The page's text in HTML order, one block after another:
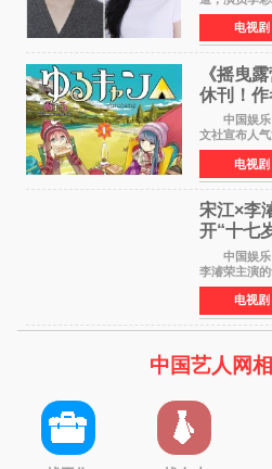
所以决定去
将于明年播
NAVER同名
电视剧
《摇曳
休刊！
双连载
中国娱乐网
文社宣布人
暂停连载一
不佳。 编
《mono》的
电视剧
宋江×李
开“十七
日奏响
中国娱乐
李濬荣主演
开十七岁版
燃观众期待
在音乐教室的
电视剧
中国艺人网